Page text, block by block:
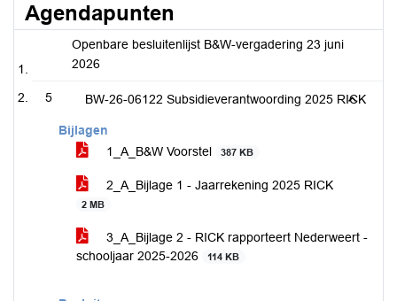
Agendapunten
Openbare besluitenlijst B&W-vergadering 23 juni
2026
5 BW-26-06122 Subsidieverantwoording 2025 RICK
Bijlagen
1_A_B&W Voorstel
387 KB
2_A_Bijlage 1 - Jaarrekening 2025 RICK
2 MB
3_A_Bijlage 2 - RICK rapporteert Nederweert -
schooljaar 2025-2026
114 KB